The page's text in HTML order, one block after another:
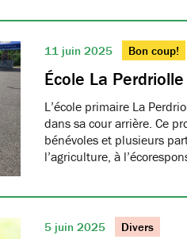
11 juin 2025 Bon coup!
École La
L’école primaire La
dans sa cour arrière. Ce
bénévoles et plusieurs
l’agriculture, à
5 juin 2025 Divers